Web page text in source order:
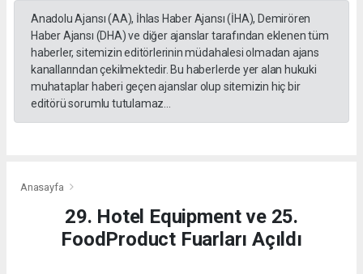
Anadolu Ajansı (AA), İhlas Haber Ajansı (İHA), Demirören
Haber Ajansı (DHA) ve diğer ajanslar tarafından eklenen tüm
haberler, sitemizin editörlerinin müdahalesi olmadan ajans
kanallarından çekilmektedir. Bu haberlerde yer alan hukuki
muhataplar haberi geçen ajanslar olup sitemizin hiç bir
editörü sorumlu tutulamaz...
Anasayfa
29. Hotel Equipment ve 25.
FoodProduct Fuarları Açıldı